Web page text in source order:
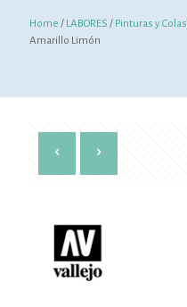
Home / LABORES / Pinturas y Colas
Amarillo Limón